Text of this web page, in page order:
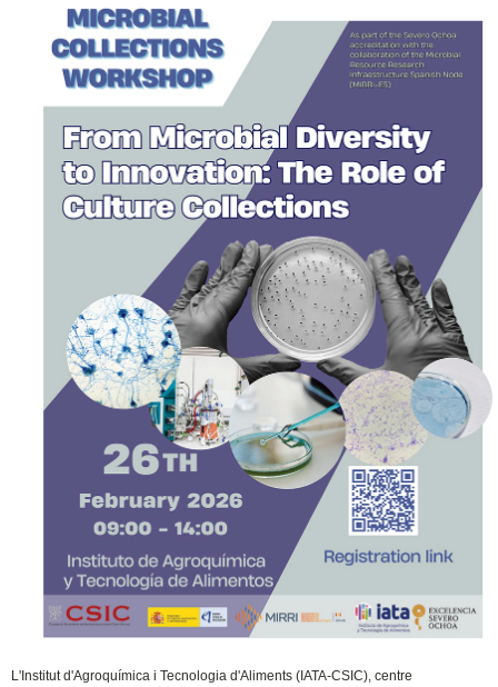
L'Institut d'Agroquímica i Tecnologia d'Aliments (IATA-CSIC), centre